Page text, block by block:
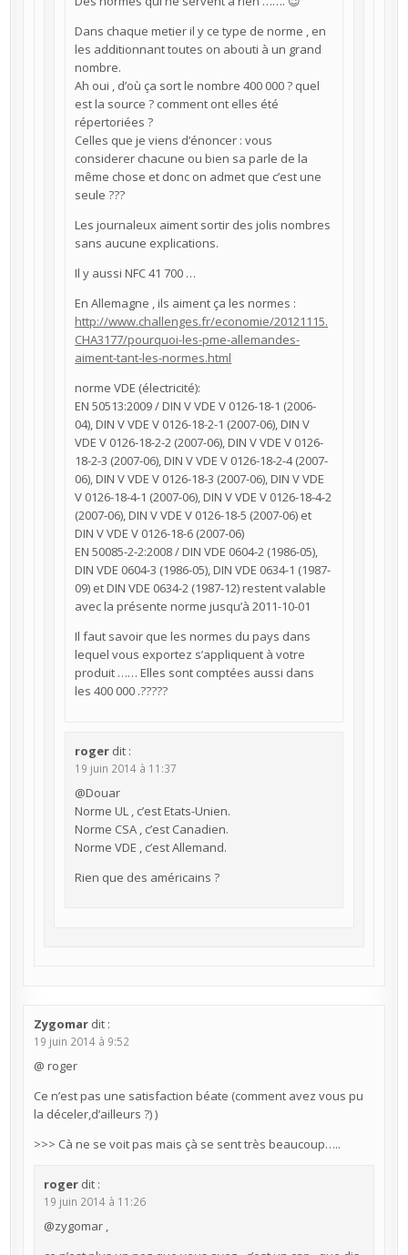
Dans chaque metier il y ce type de norme , en
les additionnant toutes on abouti à un grand
nombre.
Ah oui , d’où ça sort le nombre 400 000 ? quel
est la source ? comment ont elles été
répertoriées ?
Celles que je viens d’énoncer : vous
considerer chacune ou bien sa parle de la
même chose et donc on admet que c’est une
seule ???
Les journaleux aiment sortir des jolis nombres
sans aucune explications.
Il y aussi NFC 41 700 …
En Allemagne , ils aiment ça les normes :
http://www.challenges.fr/economie/20121115.
CHA3177/pourquoi-les-pme-allemandes-
aiment-tant-les-normes.html
norme VDE (électricité):
EN 50513:2009 / DIN V VDE V 0126-18-1 (2006-
04), DIN V VDE V 0126-18-2-1 (2007-06), DIN V
VDE V 0126-18-2-2 (2007-06), DIN V VDE V 0126-
18-2-3 (2007-06), DIN V VDE V 0126-18-2-4 (2007-
06), DIN V VDE V 0126-18-3 (2007-06), DIN V VDE
V 0126-18-4-1 (2007-06), DIN V VDE V 0126-18-4-2
(2007-06), DIN V VDE V 0126-18-5 (2007-06) et
DIN V VDE V 0126-18-6 (2007-06)
EN 50085-2-2:2008 / DIN VDE 0604-2 (1986-05),
DIN VDE 0604-3 (1986-05), DIN VDE 0634-1 (1987-
09) et DIN VDE 0634-2 (1987-12) restent valable
avec la présente norme jusqu’à 2011-10-01
Il faut savoir que les normes du pays dans
lequel vous exportez s’appliquent à votre
produit …… Elles sont comptées aussi dans
les 400 000 .?????
roger dit :
19 juin 2014 à 11:37
@Douar
Norme UL , c’est Etats-Unien.
Norme CSA , c’est Canadien.
Norme VDE , c’est Allemand.
Rien que des américains ?
Zygomar dit :
19 juin 2014 à 9:52
@ roger
Ce n’est pas une satisfaction béate (comment avez vous pu
la déceler,d’ailleurs ?) )
>>> Cà ne se voit pas mais çà se sent très beaucoup…..
roger dit :
19 juin 2014 à 11:26
@zygomar ,